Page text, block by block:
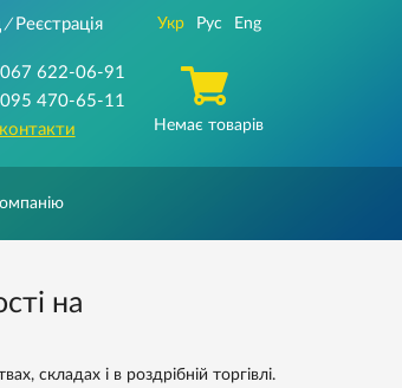
/ Реєстрація
622-06-91
470-65-11
Укр Рус Eng
Немає товарів
на
складах і в роздрібній торгівлі.